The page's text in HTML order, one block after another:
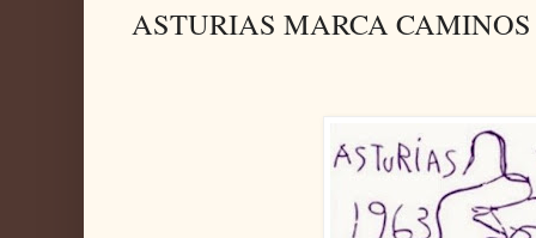
ASTURIAS MARCA CAMINOS